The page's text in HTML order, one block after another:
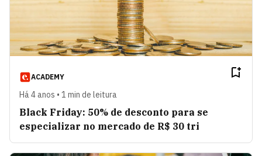
ACADEMY
Há 4 anos • 1 min de leitura
Black Friday: 50% de desconto para se
especializar no mercado de R$ 30 tri